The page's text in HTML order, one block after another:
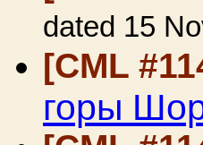
dated 15
[CML
горы